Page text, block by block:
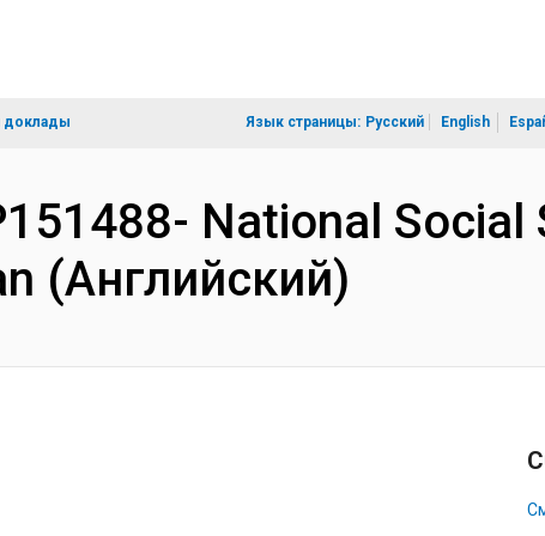
доклады Язык страницы: Русский English
National
(Английский)